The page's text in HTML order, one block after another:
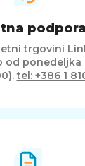
podpora
trgovini
od ponedeljka
tel: +386 1